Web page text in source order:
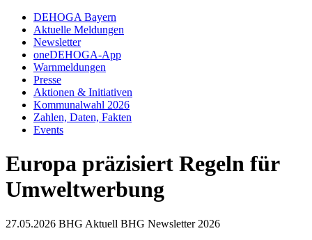
DEHOGA Bayern
Aktuelle Meldungen
Newsletter
oneDEHOGA-App
Warnmeldungen
Presse
Aktionen & Initiativen
Kommunalwahl 2026
Zahlen, Daten, Fakten
Events
Europa präzisiert Regeln für
Umweltwerbung
27.05.2026 BHG Aktuell BHG Newsletter 2026